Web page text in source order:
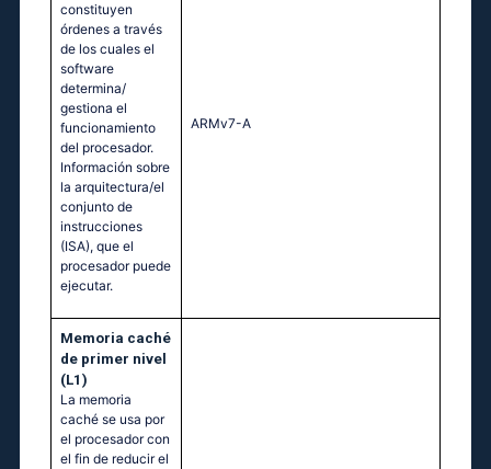
constituyen
órdenes a través
de los cuales el
software
determina/
gestiona el
funcionamiento
del procesador.
Información sobre
la arquitectura/el
conjunto de
instrucciones
(ISA), que el
procesador puede
ejecutar.
ARMv7-A
Memoria caché
de primer nivel
(L1)
La memoria
caché se usa por
el procesador con
el fin de reducir el